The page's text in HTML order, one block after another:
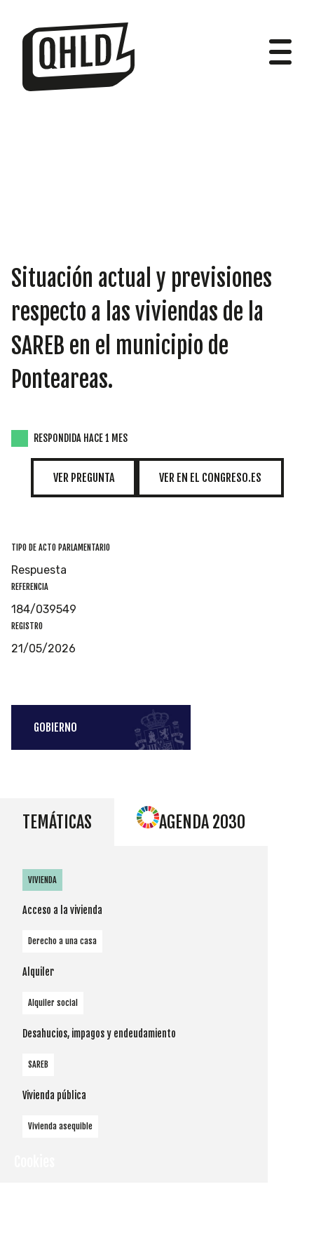
INICIATIVAS
Situación actual y previsiones
respecto a las viviendas de la
SAREB en el municipio de
Ponteareas.
RESPONDIDA HACE 1 MES
VER PREGUNTA VER EN EL CONGRESO.ES
TIPO DE ACTO PARLAMENTARIO
Respuesta
REFERENCIA
184/039549
REGISTRO
21/05/2026
GOBIERNO
TEMÁTICAS AGENDA 2030
VIVIENDA
Acceso a la vivienda
Derecho a una casa
Alquiler
Alquiler social
Desahucios, impagos y endeudamiento
SAREB
Vivienda pública
Vivienda asequible